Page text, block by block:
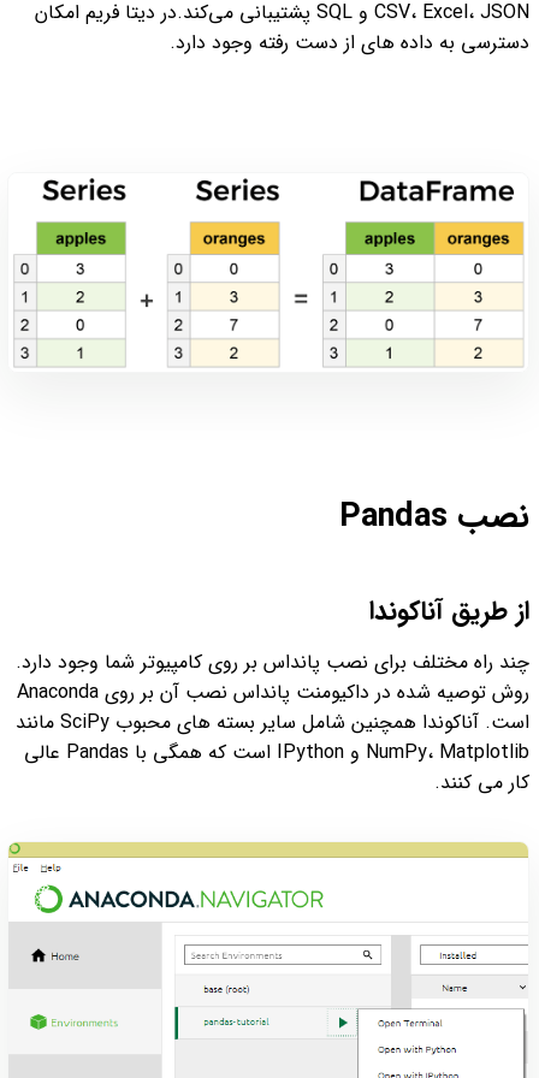
CSV، Excel، JSON و SQL پشتیبانی می‌کند.
در دیتا فریم امکان
دسترسی به داده های از دست رفته وجود دارد.
نصب Pandas
از طریق آناکوندا
چند راه مختلف برای نصب پانداس بر روی کامپیوتر شما وجود دارد.
روش توصیه شده در داکیومنت پانداس نصب آن بر روی Anaconda
است. آناکوندا همچنین شامل سایر بسته های محبوب SciPy مانند
NumPy، Matplotlib و IPython است که همگی با Pandas عالی
کار می کنند.